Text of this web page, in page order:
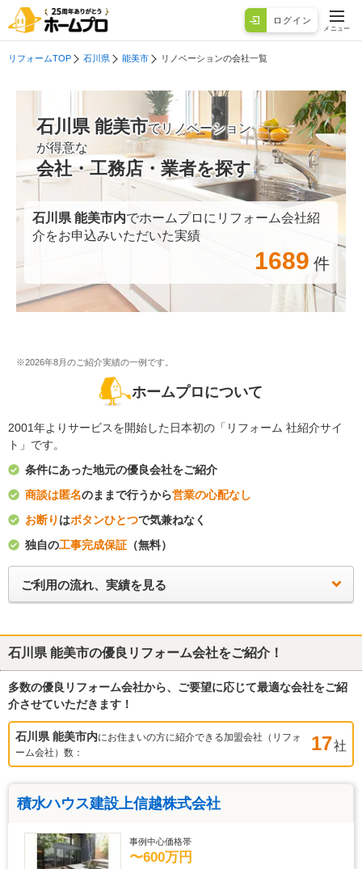
ログイン
メニュー
リフォームTOP 石川県 能美市 リノベーションの会社一覧
石川県 能美市でリノベーション
が得意な
会社・工務店・業者を探す
石川県 能美市内でホームプロにリフォーム会社紹
介をお申込みいただいた実績
1689 件
※2026年8月のご紹介実績の一例です。
ホームプロについて
2001年よりサービスを開始した日本初の「リフォーム 社紹介サイ
ト」です。
条件にあった地元の優良会社をご紹介
商談は匿名のままで行うから営業の心配なし
お断り はボタンひとつで気兼ねなく
独自の工事完成保証 （無料）
ご利用の流れ、実績を見る
石川県 能美市の優良リフォーム会社をご紹介！
多数の優良リフォーム会社から、ご要望に応じて最適な会社をご紹
介させていただきます！
石川県 能美市内にお住まいの方に紹介できる加盟会社（リフォ
ーム会社）数：
17社
積水ハウス建設上信越株式会社
事例中心価格帯
〜600万円